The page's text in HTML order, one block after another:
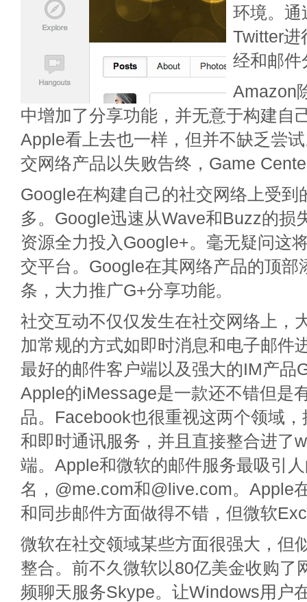
环境。通
Twitter进
经和邮件
Amazon
中增加了分享功能，并无意于构建自
Apple看上去也一样，但并不缺乏尝
交网络产品以失败告终，Game
Google在构建自己的社交网络上受到
多。Google迅速从Wave和Buzz的损
资源全力投入Google+。毫无疑问这
交平台。Google在其网络产品的顶部
条，大力推广G+分享功能。
社交互动不仅仅发生在社交网络上，
加常规的方式如即时消息和电子邮件
最好的邮件客户端以及强大的IM产品
Apple的iMessage是一款还不错但是
品。Facebook也很重视这两个领域
和即时通讯服务，并且直接整合进了
端。Apple和微软的邮件服务最吸引
名，@me.com和@live.com。Apple
和同步邮件方面做得不错，但微软
微软在社交领域某些方面很强大，但
整合。前不久微软以80亿美金收购了
频聊天服务Skype。让Windows用户